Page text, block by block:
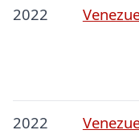
2022
2022